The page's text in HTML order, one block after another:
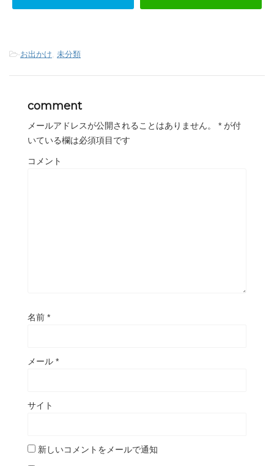
-お出かけ 未分類
comment
メールアドレスが公開されることはありません。 * が付
いている欄は必須項目です
コメント
名前 *
メール *
サイト
新しいコメントをメールで通知